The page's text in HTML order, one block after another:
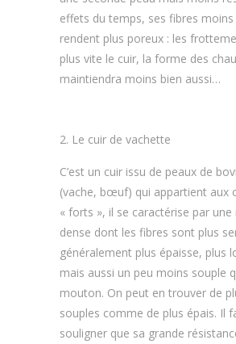
effets du temps, ses fibres moins
rendent plus poreux : les
plus vite le cuir, la forme des
maintiendra moins bien aussi…
Le cuir de vachette
C’est un cuir issu de peaux de
(vache, bœuf) qui appartient aux
« forts », il se caractérise par une
dense dont les fibres sont plus
généralement plus épaisse, plus
mais aussi un peu moins souple
mouton. On peut en trouver de
souples comme de plus épais. Il
souligner que sa grande